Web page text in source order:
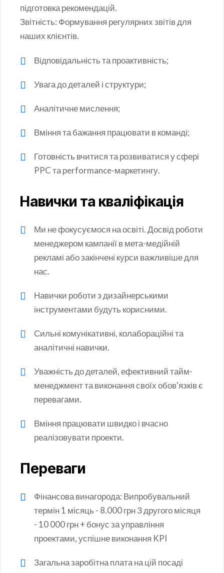
підготовка рекомендацій.
Звітність: Формування регулярних звітів для
наших клієнтів.
Відповідальність та проактивність;
Увага до деталей і структури;
Аналітичне мислення;
Вміння та бажання працювати в команді;
Готовність вчитися та розвиватися у сфері
PPC та performance-маркетингу.
Навички та кваліфікація
Ми не фокусуємося на освіті. Досвід роботи
менеджером кампанії в мета-медійній
рекламі або закінчені курси важливіше для
нас.
Навички роботи з дизайнерськими
інструментами будуть корисними.
Сильні комунікативні, колабораційні та
аналітичні навички.
Уважність до деталей, ефективний тайм-
менеджмент та виконання своїх обов'язків є
перевагами.
Вміння працювати швидко і вчасно
реалізовувати проекти.
Переваги
Фінансова винагорода: Випробувальний
термін 1 місяць - 8.000 грн З другого місяця
- 10 000 грн + бонус за управління
проектами, успішне виконання KPI
Загальна заробітна плата на цій посаді